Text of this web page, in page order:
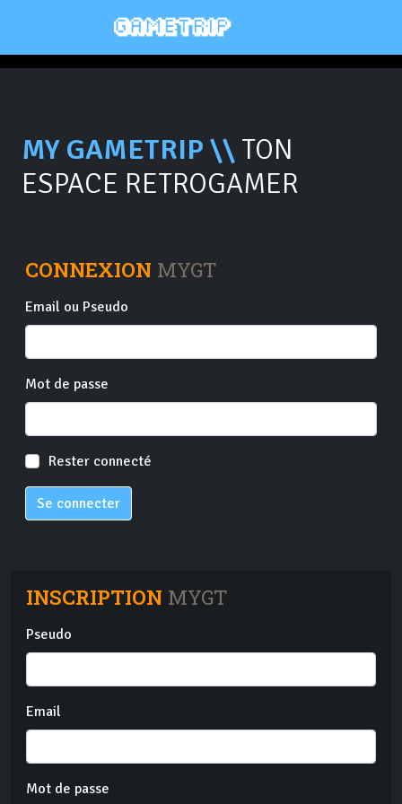
MY GAMETRIP \\ TON
ESPACE RETROGAMER
CONNEXION MYGT
Email ou Pseudo
Mot de passe
Rester connecté
Se connecter
INSCRIPTION MYGT
Pseudo
Email
Mot de passe